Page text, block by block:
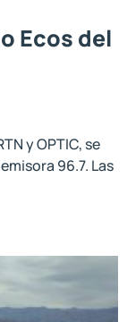
Ecos del
y OPTIC, se
96.7. Las